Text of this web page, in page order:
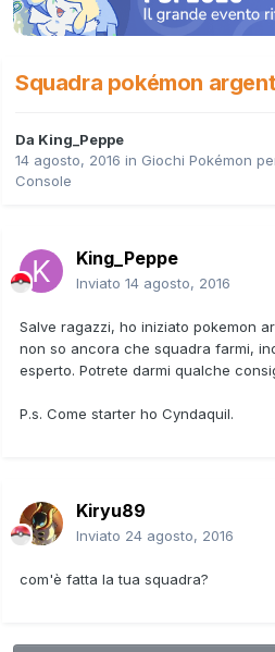
Squadra pokémon
Da King_Peppe
14 agosto, 2016 in Giochi Pokémon
Console
King_Peppe
Inviato 14 agosto, 2016
Salve ragazzi, ho iniziato pokemon
non so ancora che squadra farmi,
esperto. Potrete darmi qualche
P.s. Come starter ho Cyndaquil.
Kiryu89
Inviato 24 agosto, 2016
com'è fatta la tua squadra?